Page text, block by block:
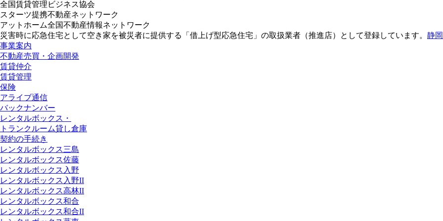
全国賃貸管理ビジネス協会
スターツ提携不動産ネットワーク
アットホーム全国不動産情報ネットワーク
災害時に応急住宅として空き家を被災者に提供する「借上げ型応急住宅」の取扱業者（推進店）として登録しています。 静
事業案内
不動産売買・企画開発
賃貸仲介
賃貸管理
保険
アライブ通信
バックナンバー
レンタルボックス・
トランクルーム貸し倉庫
契約の手続き
レンタルボックス三島
レンタルボックス佐藤
レンタルボックス入野
レンタルボックス入野II
レンタルボックス高林II
レンタルボックス和合
レンタルボックス和合II